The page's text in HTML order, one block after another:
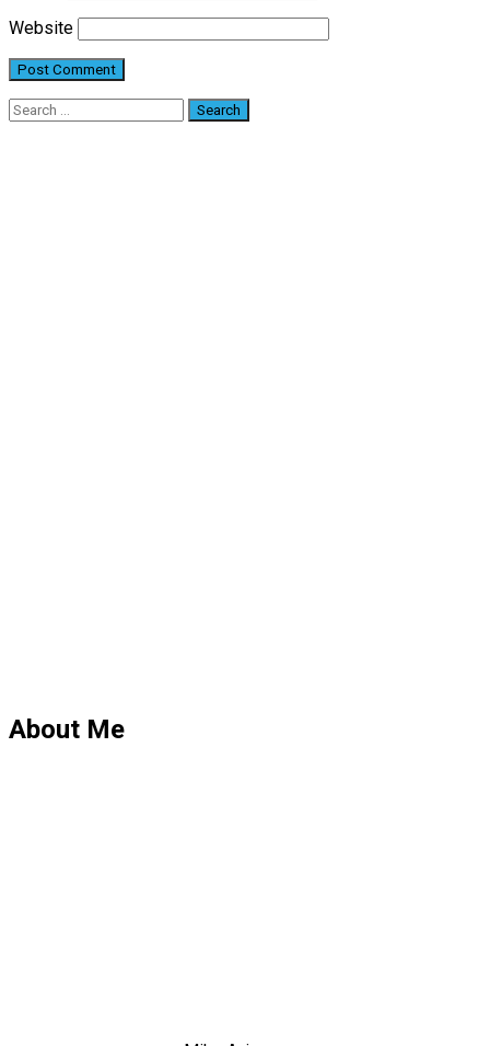
Website
Search
About Me